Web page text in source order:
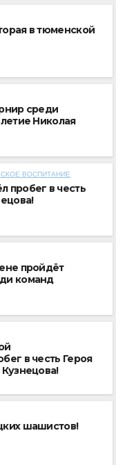
в тюменской
среди
Николая
ВОСПИТАНИЕ
пробег в честь
пройдёт
команд
в честь Героя
шашистов!